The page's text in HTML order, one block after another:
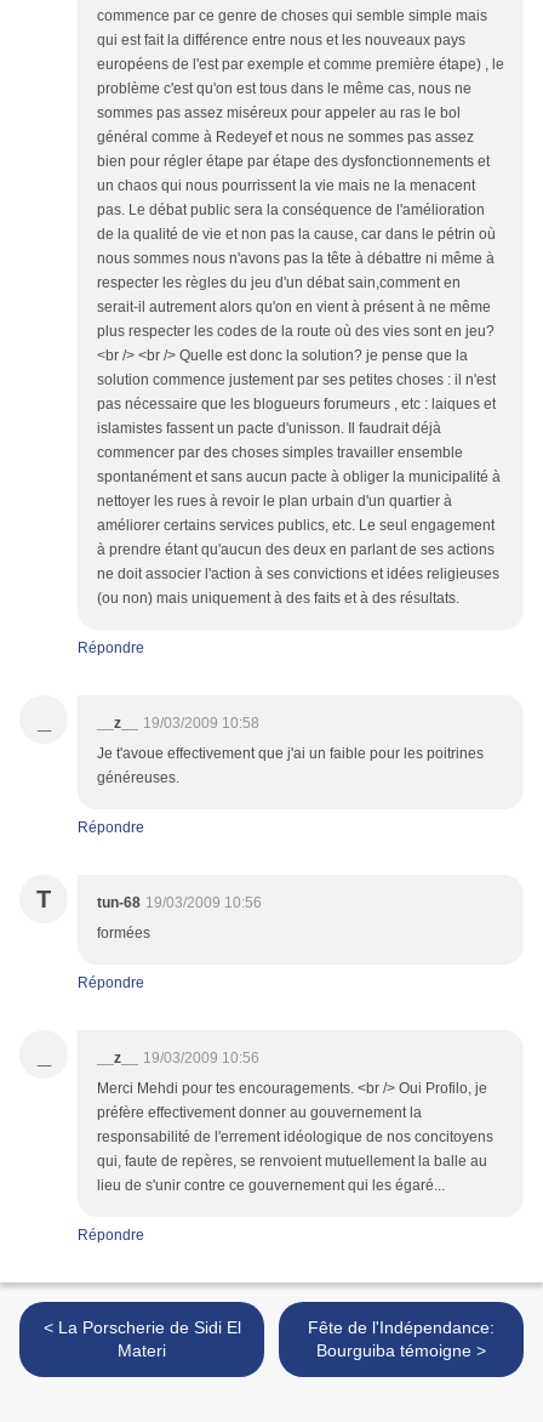
commence par ce genre de choses qui semble simple mais
qui est fait la différence entre nous et les nouveaux pays
européens de l'est par exemple et comme première étape) , le
problème c'est qu'on est tous dans le même cas, nous ne
sommes pas assez miséreux pour appeler au ras le bol
général comme à Redeyef et nous ne sommes pas assez
bien pour régler étape par étape des dysfonctionnements et
un chaos qui nous pourrissent la vie mais ne la menacent
pas. Le débat public sera la conséquence de l'amélioration
de la qualité de vie et non pas la cause, car dans le pétrin où
nous sommes nous n'avons pas la tête à débattre ni même à
respecter les règles du jeu d'un débat sain,comment en
serait-il autrement alors qu'on en vient à présent à ne même
plus respecter les codes de la route où des vies sont en jeu?
<br /> <br /> Quelle est donc la solution? je pense que la
solution commence justement par ses petites choses : il n'est
pas nécessaire que les blogueurs forumeurs , etc : laiques et
islamistes fassent un pacte d'unisson. Il faudrait déjà
commencer par des choses simples travailler ensemble
spontanément et sans aucun pacte à obliger la municipalité à
nettoyer les rues à revoir le plan urbain d'un quartier à
améliorer certains services publics, etc. Le seul engagement
à prendre étant qu'aucun des deux en parlant de ses actions
ne doit associer l'action à ses convictions et idées religieuses
(ou non) mais uniquement à des faits et à des résultats.
Répondre
__z__
19/03/2009 10:58
Je t'avoue effectivement que j'ai un faible pour les poitrines
généreuses.
Répondre
T tun-68 19/03/2009 10:56
formées
Répondre
__z__
19/03/2009 10:56
Merci Mehdi pour tes encouragements. <br /> Oui Profilo, je
préfère effectivement donner au gouvernement la
responsabilité de l'errement idéologique de nos concitoyens
qui, faute de repères, se renvoient mutuellement la balle au
lieu de s'unir contre ce gouvernement qui les égaré...
Répondre
< La Porscherie de Sidi El
Materi
Fête de l'Indépendance:
Bourguiba témoigne >